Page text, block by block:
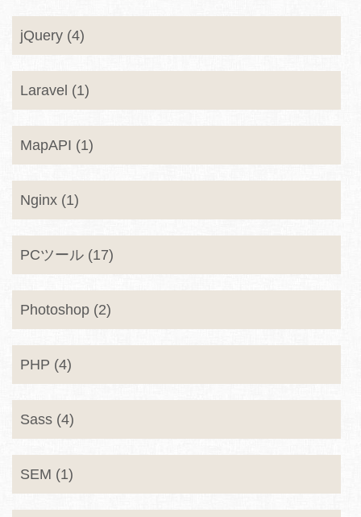
jQuery (4)
Laravel (1)
MapAPI (1)
Nginx (1)
PCツール (17)
Photoshop (2)
PHP (4)
Sass (4)
SEM (1)